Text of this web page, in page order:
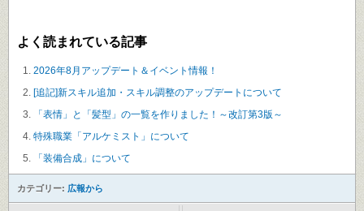
よく読まれている記事
2026年8月アップデート＆イベント情報！
[追記]新スキル追加・スキル調整のアップデートについて
「表情」と「髪型」の一覧を作りました！～改訂第3版～
特殊職業「アルケミスト」について
「装備合成」について
カテゴリー: 広報から